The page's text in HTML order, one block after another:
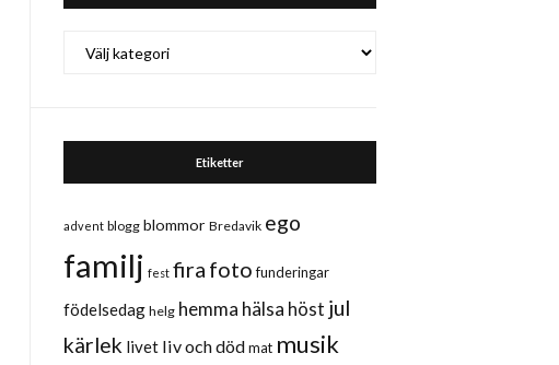
Etiketter
advent blogg blommor Bredavik ego
familj fest fira foto funderingar
födelsedag helg hemma hälsa höst jul
kärlek livet liv och död mat musik